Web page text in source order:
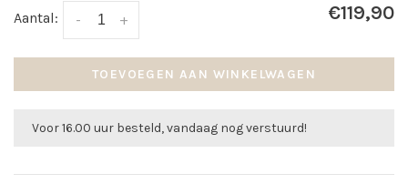
Aantal: +
- €119,90
TOEVOEGEN AAN WINKELWAGEN
Voor 16.00 uur besteld, vandaag nog verstuurd!